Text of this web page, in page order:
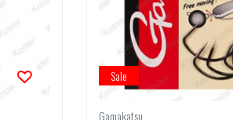
Sale
Gamakatsu